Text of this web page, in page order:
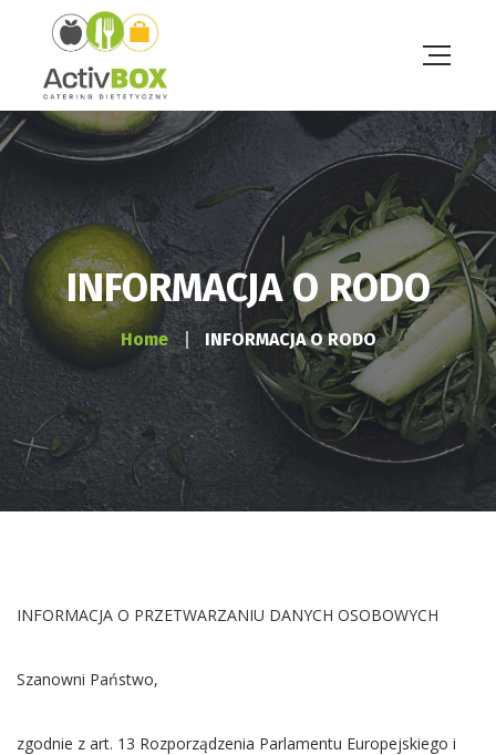
INFORMACJA O RODO
Home INFORMACJA O RODO
INFORMACJA O PRZETWARZANIU DANYCH OSOBOWYCH
Szanowni Państwo,
zgodnie z art. 13 Rozporządzenia Parlamentu Europejskiego i